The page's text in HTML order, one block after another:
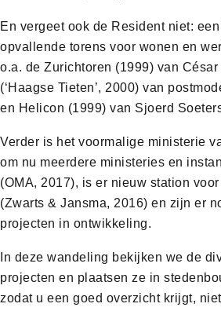
En vergeet ook de Resident niet:
opvallende torens voor wonen en
o.a. de Zurichtoren (1999) van
(‘Haagse Tieten’, 2000) van
en Helicon (1999) van Sjoerd
Verder is het voormalige ministerie
om nu meerdere ministeries en
(OMA, 2017), is er nieuw station
(Zwarts & Jansma, 2016) en zijn er
projecten in ontwikkeling.
In deze wandeling bekijken we de
projecten en plaatsen ze in
zodat u een goed overzicht krijgt,